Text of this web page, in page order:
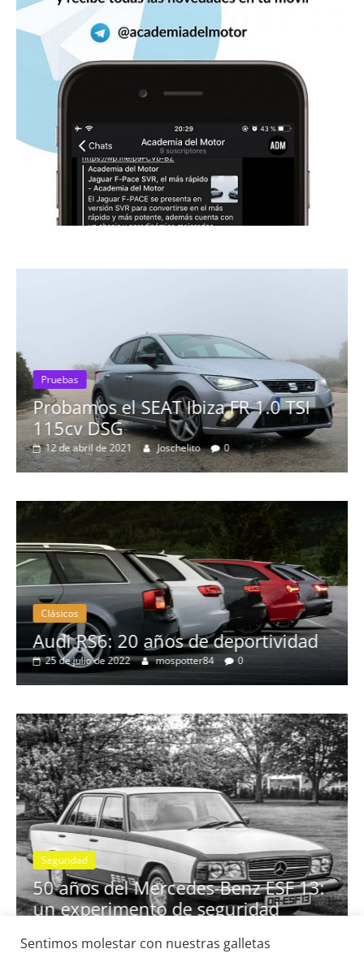
Pruebas
Probamos el SEAT Ibiza FR 1.0 TSI
115cv DSG
12 de abril de 2021 Joschelito 0
Clásicos
Audi RS6: 20 años de deportividad
25 de julio de 2022 mospotter84 0
Seguridad
50 años del Mercedes-Benz ESF 13:
un experimento de seguridad
Sentimos molestar con nuestras galletas